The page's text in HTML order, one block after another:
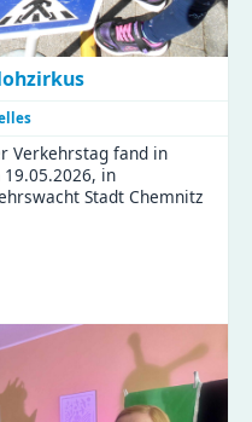
Verkehrstag fand in
in
Stadt Chemnitz